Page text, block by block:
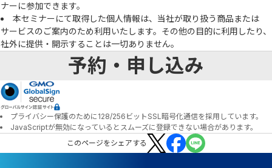
ナーに参加できます。
本セミナーにて取得した個人情報は、当社が取り扱う商品または
サービスのご案内のため利用いたします。その他の目的に利用したり、
社外に提供・開示することは一切ありません。
予約・申し込み
プライバシー保護のために128/256ビットSSL暗号化通信を採用しています。
JavaScriptが無効になっているとスムーズに登録できない場合があります。
このページをシェアする